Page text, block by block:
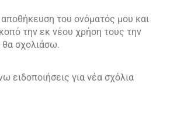
του ονόματός μου και
την εκ νέου χρήση τους την
σχολιάσω.
ειδοποιήσεις για νέα σχόλια